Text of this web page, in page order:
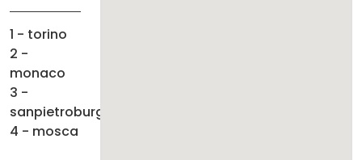
1 - torino
2 -
monaco
3 -
sanpietroburgo
4 - mosca